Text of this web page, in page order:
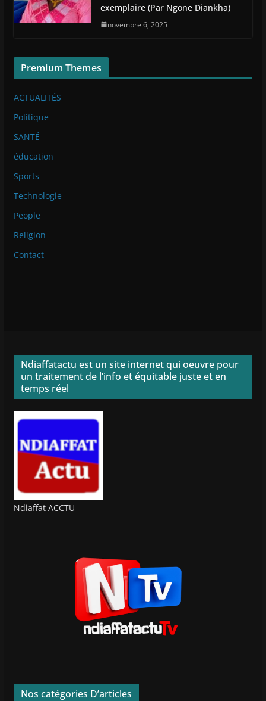
exemplaire (Par Ngone Diankha)
novembre 6, 2025
Premium Themes
ACTUALITÉS
Politique
SANTÉ
éducation
Sports
Technologie
People
Religion
Contact
Ndiaffatactu est un site internet qui oeuvre pour
un traitement de l’info et équitable juste et en
temps réel
Ndiaffat ACCTU
Nos catégories D’articles